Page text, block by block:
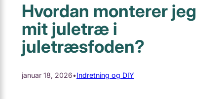
Hvordan monterer jeg
mit juletræ i
juletræsfoden?
januar 18, 2026•Indretning og DIY